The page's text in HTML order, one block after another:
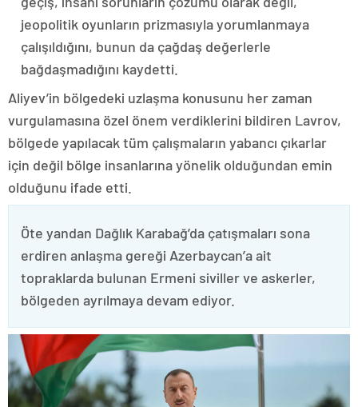
jeopolitik oyunların prizmasıyla yorumlanmaya
çalışıldığını, bunun da çağdaş değerlerle
bağdaşmadığını kaydetti.
Aliyev’in bölgedeki uzlaşma konusunu her zaman
vurgulamasına özel önem verdiklerini bildiren Lavrov,
bölgede yapılacak tüm çalışmaların yabancı çıkarlar
için değil bölge insanlarına yönelik olduğundan emin
olduğunu ifade etti.
Öte yandan Dağlık Karabağ’da çatışmaları sona
erdiren anlaşma gereği Azerbaycan’a ait
topraklarda bulunan Ermeni siviller ve askerler,
bölgeden ayrılmaya devam ediyor.